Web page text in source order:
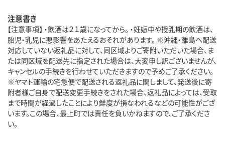
注意書き
【注意事項】 ・飲酒は２１歳になってから。 ・妊娠中や授乳期の飲酒は、
胎児・乳児に悪影響をあたえるおそれがあります。 ※沖縄・離島へ配送
対応していない返礼品に対して、同区域よりご寄附いただいた場合、ま
たは同区域を配送先に指定された場合は、大変申し訳ございませんが、
キャンセルの手続きを行わせていただきますので予めご了承ください。
※ヤマト運輸の宅急便で配送される返礼品に関しまして、発送後に寄
附者様ご自身で配送変更手続きをされた場合、返礼品によっては、受取
まで時間が経過したことにより鮮度が損なわれるなどの可能性がござ
います。この場合、最上町では責任を負いかねますので、ご了承くださ
い。